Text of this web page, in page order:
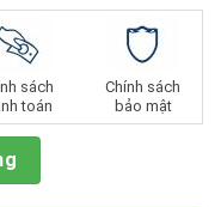
sách
toán
Chính sách
bảo mật